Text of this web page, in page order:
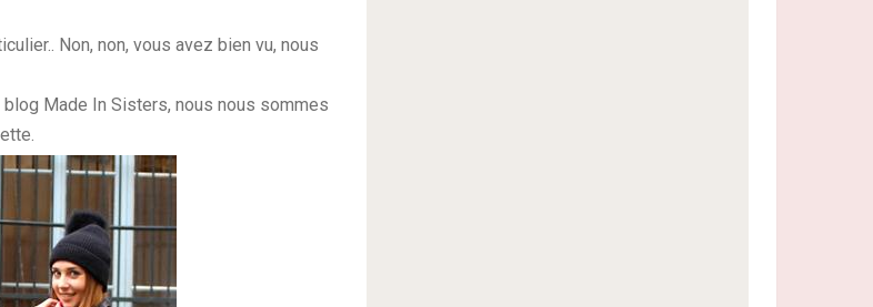
Non, non, vous avez bien vu, nous
blog Made In Sisters, nous nous sommes